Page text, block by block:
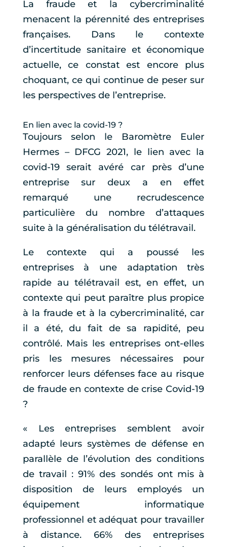
La fraude et la cybercriminalité
menacent la pérennité des entreprises
françaises. Dans le contexte
d’incertitude sanitaire et économique
actuelle, ce constat est encore plus
choquant, ce qui continue de peser sur
les perspectives de l’entreprise.
En lien avec la covid-19 ?
Toujours selon le Baromètre Euler
Hermes – DFCG 2021, le lien avec la
covid-19 serait avéré car près d’une
entreprise sur deux a en effet
remarqué une recrudescence
particulière du nombre d’attaques
suite à la généralisation du télétravail.
Le contexte qui a poussé les
entreprises à une adaptation très
rapide au télétravail est, en effet, un
contexte qui peut paraître plus propice
à la fraude et à la cybercriminalité, car
il a été, du fait de sa rapidité, peu
contrôlé. Mais les entreprises ont-elles
pris les mesures nécessaires pour
renforcer leurs défenses face au risque
de fraude en contexte de crise Covid-19
?
« Les entreprises semblent avoir
adapté leurs systèmes de défense en
parallèle de l’évolution des conditions
de travail : 91% des sondés ont mis à
disposition de leurs employés un
équipement informatique
professionnel et adéquat pour travailler
à distance. 66% des entreprises